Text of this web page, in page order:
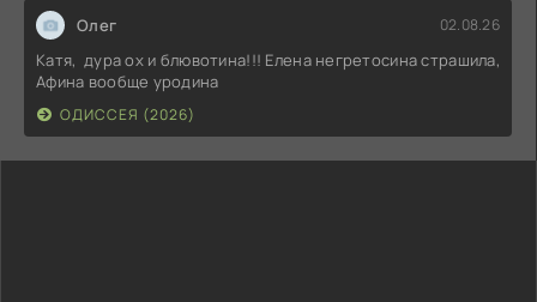
Олег 02.08.26
Катя, дура ох и блювотина!!! Елена негретосина страшила,
Афина вообще уродина
ОДИССЕЯ (2026)